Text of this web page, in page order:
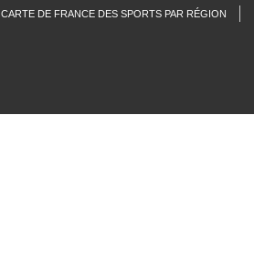
CARTE DE FRANCE DES SPORTS PAR RÉGION